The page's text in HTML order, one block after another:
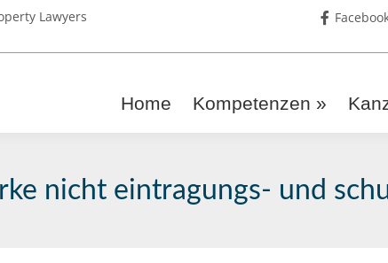
Lawyers
Home Kompetenzen »
nicht eintragungs- und